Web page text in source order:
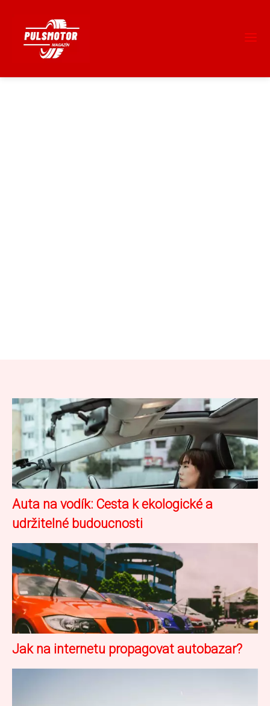
Auta na vodík: Cesta k ekologické a
udržitelné budoucnosti
Jak na internetu propagovat autobazar?